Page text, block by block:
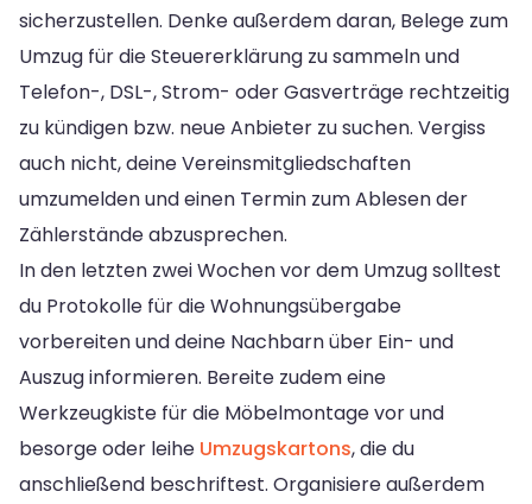
sicherzustellen. Denke außerdem daran, Belege zum
Umzug für die Steuererklärung zu sammeln und
Telefon-, DSL-, Strom- oder Gasverträge rechtzeitig
zu kündigen bzw. neue Anbieter zu suchen. Vergiss
auch nicht, deine Vereinsmitgliedschaften
umzumelden und einen Termin zum Ablesen der
Zählerstände abzusprechen.
In den letzten zwei Wochen vor dem Umzug solltest
du Protokolle für die Wohnungsübergabe
vorbereiten und deine Nachbarn über Ein- und
Auszug informieren. Bereite zudem eine
Werkzeugkiste für die Möbelmontage vor und
besorge oder leihe Umzugskartons, die du
anschließend beschriftest. Organisiere außerdem